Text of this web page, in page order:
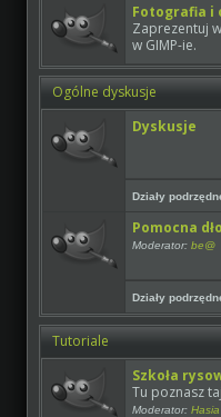
Fotografia i
Zaprezentuj
w GIMP-ie.
Ogólne dyskusje
Dyskusje
Działy
Pomocna
Moderator:be@
Działy
Tutoriale
Szkoła
Tu poznasz
Moderator:Hasia